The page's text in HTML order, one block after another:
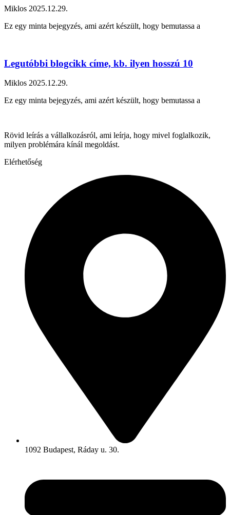
Miklos 2025.12.29.
Ez egy minta bejegyzés, ami azért készült, hogy bemutassa a
Legutóbbi blogcikk címe, kb. ilyen hosszú 10
Miklos 2025.12.29.
Ez egy minta bejegyzés, ami azért készült, hogy bemutassa a
Rövid leírás a vállalkozásról, ami leírja, hogy mivel foglalkozik,
milyen problémára kínál megoldást.
Elérhetőség
1092 Budapest, Ráday u. 30.